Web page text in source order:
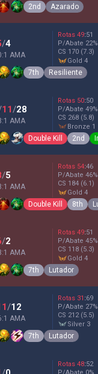
2nd Azarado
/4
AMA
Rotas 49:51
P/Abate 22%
CS 170 (7.3)
gold 4
7th Resiliente
11/28
AMA
Rotas 50:50
P/Abate 49%
CS 268 (5.8)
bronze 1
Double Kill 2nd
/5
AMA
Rotas 54:46
P/Abate 46%
CS 184 (6.1)
gold 4
Double Kill 8th
/2
AMA
Rotas 49:51
P/Abate 45%
CS 118 (5.3)
gold 4
7th Lutador
/12
AMA
Rotas 31 :69
P/Abate 27%
CS 212 (5.5)
silver 3
7th Lutador
Rotas 48:52